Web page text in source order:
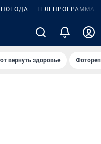
ПОГОДА ТЕЛЕПРОГРАММА
вернуть здоровье